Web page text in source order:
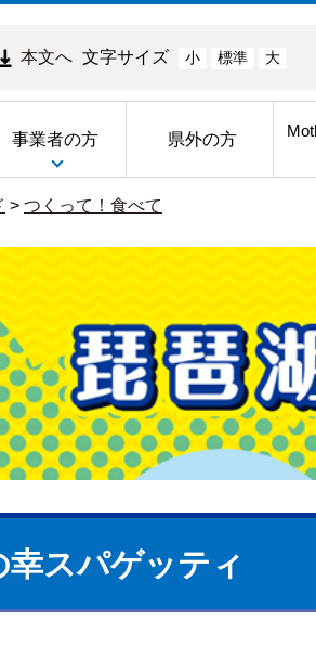
本文へ 文字サイズ 小 標準 大
事業者の方 県外の方
> つくって！食べて
幸スパゲッティ